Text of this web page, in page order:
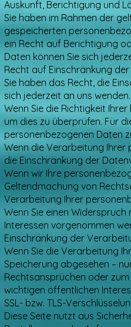
Auskunft, Berichtigung und
Sie haben im Rahmen der
gespeicherten
ein Recht auf Berichtigung
Daten können Sie sich
Recht auf Einschränkung
Sie haben das Recht, die
sich jederzeit an uns
Wenn Sie die Richtigkeit
um dies zu überprüfen. Für
personenbezogenen Daten
Wenn die Verarbeitung
die Einschränkung der
Wenn wir Ihre
Geltendmachung von
Verarbeitung Ihrer
Wenn Sie einen Widerspruch
Interessen vorgenommen
Einschränkung der
Wenn Sie die Verarbeitung
Speicherung abgesehen –
Rechtsansprüchen oder
wichtigen öffentlichen
SSL- bzw. TLS-
Diese Seite nutzt aus